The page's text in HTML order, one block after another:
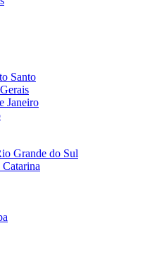
Santo
Janeiro
Grande do Sul
Catarina